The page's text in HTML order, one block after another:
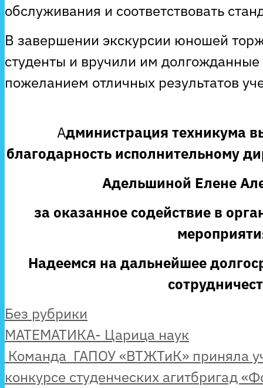
обслуживания и соответствовать
В завершении экскурсии юношей
студенты и вручили им
пожеланием отличных результатов
Администрация техникума
благодарность исполнительному
Адельшиной Елене
за оказанное содействие в
Надеемся на дальнейшее
Рубрики
Без рубрики
МАТЕМАТИКА- Царица наук
Команда ГАПОУ «ВТЖТиК» приняла
конкурсе студенческих агитбригад